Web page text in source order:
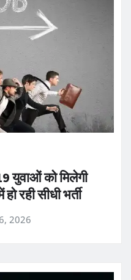
युवाओं को मिलेगी
रही सीधी भर्ती
2026